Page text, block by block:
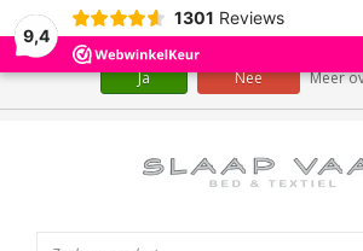
9,4
1301 Reviews
Wij slaan cookies op om onze website te
Ja Nee Meer